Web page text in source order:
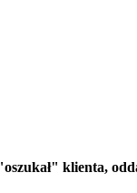
klienta,